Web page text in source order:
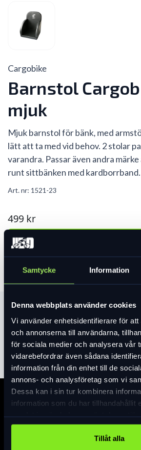
Samtycke Information
Denna webbplats använder cookies
Vi använder enhetsidentifierare för
och annonserna till användarna,
för sociala medier och analysera vår
vidarebefordrar även sådana
information från din enhet till de
annons- och analysföretag som vi
Dessa kan i sin tur kombinera
information som du har tillhandahållit
Tillåt alla
Cargobike
Barnstol
mjuk
Mjuk barnstol för bänk, med
lätt att ta med vid behov. 2 stolar
varandra. Passar även andra
runt sittbänken med kardborrband.
Art. nr: 1521-23
499 kr
Produktinformation
Läs merexpand_more
Specifikation